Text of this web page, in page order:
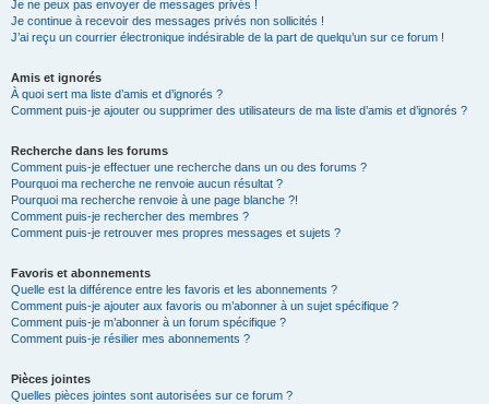
Je ne peux pas envoyer de messages privés !
Je continue à recevoir des messages privés non sollicités !
J’ai reçu un courrier électronique indésirable de la part de quelqu’un sur ce forum !
Amis et ignorés
À quoi sert ma liste d’amis et d’ignorés ?
Comment puis-je ajouter ou supprimer des utilisateurs de ma liste d’amis et d’ignorés ?
Recherche dans les forums
Comment puis-je effectuer une recherche dans un ou des forums ?
Pourquoi ma recherche ne renvoie aucun résultat ?
Pourquoi ma recherche renvoie à une page blanche ?!
Comment puis-je rechercher des membres ?
Comment puis-je retrouver mes propres messages et sujets ?
Favoris et abonnements
Quelle est la différence entre les favoris et les abonnements ?
Comment puis-je ajouter aux favoris ou m’abonner à un sujet spécifique ?
Comment puis-je m’abonner à un forum spécifique ?
Comment puis-je résilier mes abonnements ?
Pièces jointes
Quelles pièces jointes sont autorisées sur ce forum ?